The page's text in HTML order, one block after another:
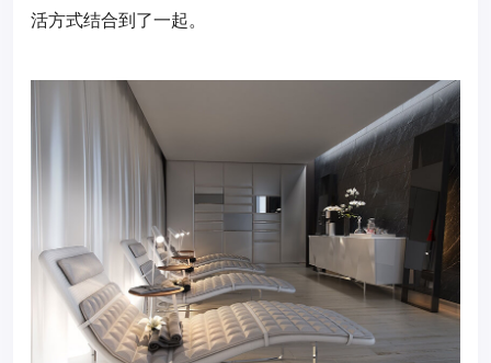
活方式结合到了一起。